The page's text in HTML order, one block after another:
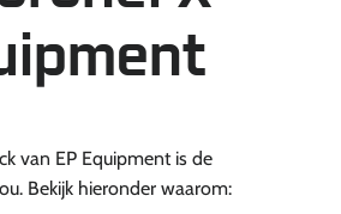
van EP Equipment is de
Bekijk hieronder waarom: